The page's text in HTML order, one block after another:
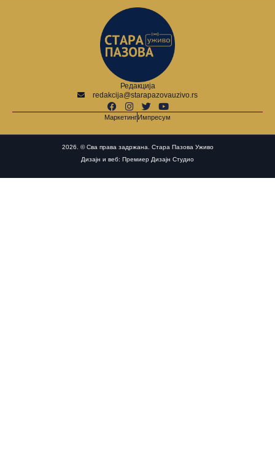
Редакција
redakcija@starapazovauzivo.rs
МаркетингИмпресум
2026. © Сва права задржана. Стара Пазова Уживо
Дизајн и веб: Премиер Дизајн Студио